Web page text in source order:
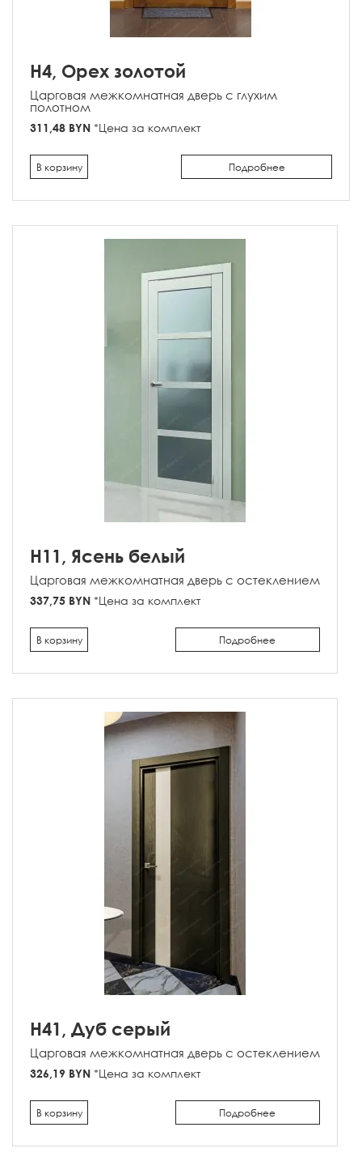
H4, Орех золотой
Царговая межкомнатная дверь с глухим
полотном
311,48 BYN *Цена за комплект
Подробнее
В корзину
H11, Ясень белый
Царговая межкомнатная дверь с остеклением
337,75 BYN *Цена за комплект
Подробнее
В корзину
H41, Дуб серый
Царговая межкомнатная дверь с остеклением
326,19 BYN *Цена за комплект
Подробнее
В корзину